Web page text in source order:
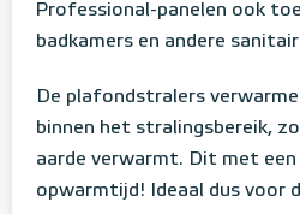
Professional-panelen ook
badkamers en andere
De plafondstralers
binnen het stralingsbereik,
aarde verwarmt. Dit met
opwarmtijd! Ideaal dus voor